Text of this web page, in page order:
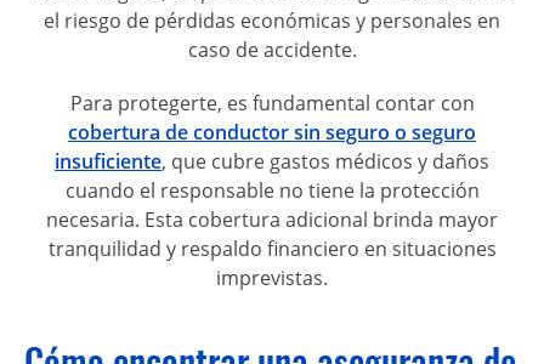
el riesgo de pérdidas económicas y personales en
caso de accidente.
Para protegerte, es fundamental contar con
cobertura de conductor sin seguro o seguro
insuficiente, que cubre gastos médicos y daños
cuando el responsable no tiene la protección
necesaria. Esta cobertura adicional brinda mayor
tranquilidad y respaldo financiero en situaciones
imprevistas.